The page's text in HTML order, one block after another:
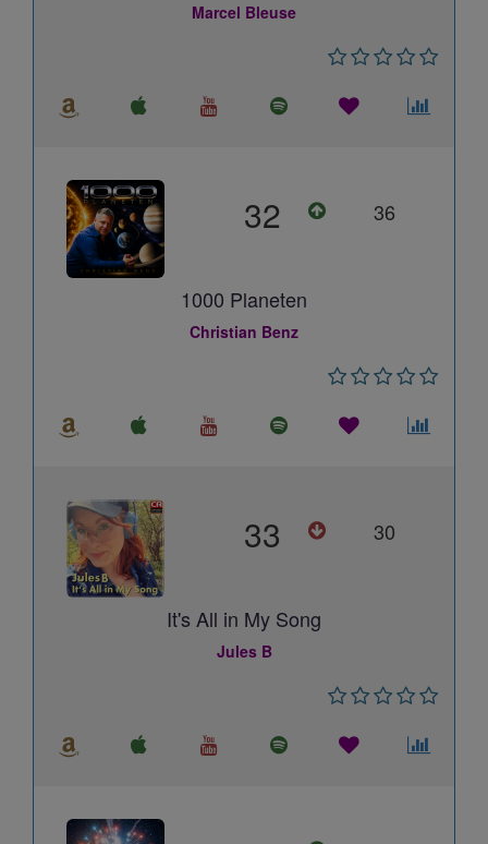
Marcel Bleuse
32 36
1000 Planeten
Christian Benz
33 30
It's All in My Song
Jules B